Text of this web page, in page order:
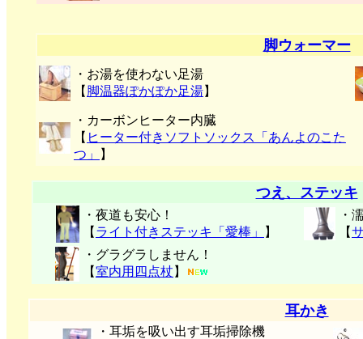
脚ウォーマー
・お湯を使わない足湯
【 脚温器ぽかぽか足湯】
・カーボンヒーター内臓
【 ヒーター付きソフトソックス「あんよのこた
つ」
】
つえ、ステッキ
・夜道も安心！
【 ライト付きステッキ「愛棒」 】
・
【
・グラグラしません！
【室内用四点杖 】
耳かき
・耳垢を吸い出す耳垢掃除機